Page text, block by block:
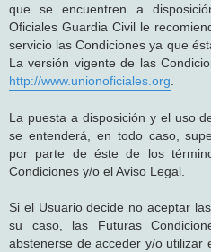
que se encuentren a
Oficiales Guardia Civil le
servicio las Condiciones ya que
La versión vigente de las
http://www.unionoficiales.org
La puesta a disposición y el uso
se entenderá, en todo caso,
por parte de éste de los
Condiciones y/o el Aviso Legal.
Si el Usuario decide no aceptar
su caso, las Futuras
abstenerse de acceder y/o utilizar